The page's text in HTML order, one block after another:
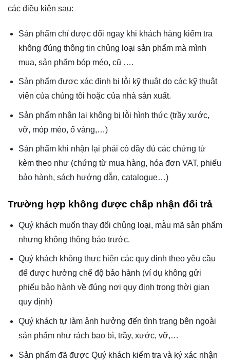
các điều kiện sau:
Sản phẩm chỉ được đổi ngay khi khách hàng kiểm tra
không đúng thông tin chủng loại sản phẩm mà mình
mua, sản phẩm bóp méo, cũ ….
Sản phẩm được xác định bị lỗi kỹ thuật do các kỹ thuật
viên của chúng tôi hoặc của nhà sản xuất.
Sản phẩm nhận lại không bị lỗi hình thức (trầy xước,
vỡ, móp méo, ố vàng,…)
Sản phẩm khi nhận lại phải có đầy đủ các chứng từ
kèm theo như (chứng từ mua hàng, hóa đơn VAT, phiếu
bảo hành, sách hướng dẫn, catalogue…)
Trường hợp không được chấp nhận đổi trả
Quý khách muốn thay đổi chủng loại, mẫu mã sản phẩm
nhưng không thông báo trước.
Quý khách không thực hiện các quy định theo yêu cầu
để được hưởng chế độ bảo hành (ví dụ không gửi
phiếu bảo hành về đúng nơi quy định trong thời gian
quy định)
Quý khách tự làm ảnh hưởng đến tình trạng bên ngoài
sản phẩm như rách bao bì, trầy, xước, vỡ,…
Sản phẩm đã được Quý khách kiểm tra và ký xác nhận